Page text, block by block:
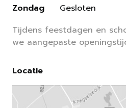
Zondag
Gesloten
Tijdens feestdagen en
we aangepaste
Locatie